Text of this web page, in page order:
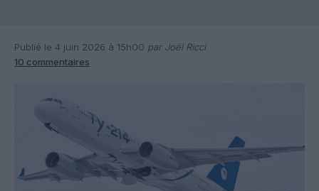
Publié le 4 juin 2026 à 15h00 par Joël Ricci
10 commentaires